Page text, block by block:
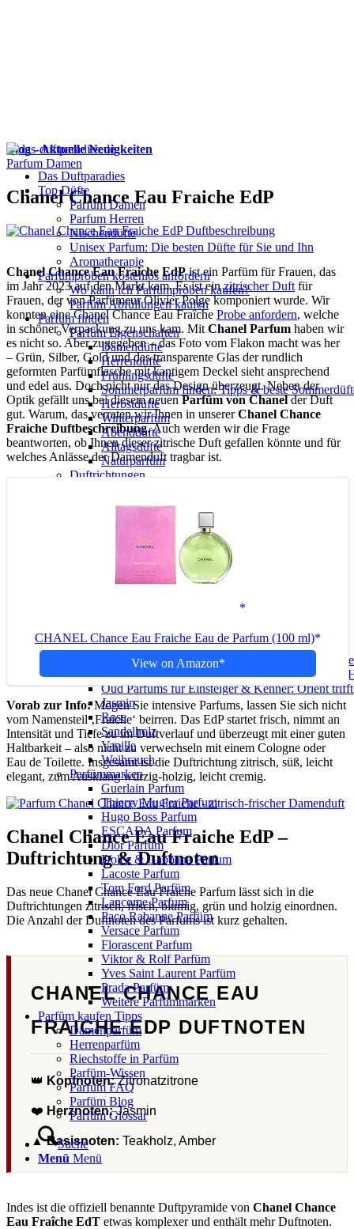
Das Duftparadies
Top Düfte
Parfum Damen
Parfum Herren
Nischendüfte
Unisex Parfum: Die besten Düfte für Sie und Ihn
Aromatherapie
Parfümproben kostenlos anfordern
Wo kann ich Parfümproben kaufen?
Parfüm Abfüllungen kaufen
Parfum finden
Parfüm Eigenschaften
Damendüfte
Herrendüfte
Frühlingsdüfte
Sommerparfum finden: Tipps & beste
Herbstdüfte
Winterparfum
Abenddüfte
Alltagsdüfte
Naturparfüm
Duftrichtungen
Süße Düfte
Orientalische Düfte
Fruchtige Düfte
Elegante Düfte
Holzige Parfums
Sportliche Düfte
Fougere Düfte
Beliebte Duftnoten
Amber Parfum: Warm, sinnlich & orientalische
Parfum mit Benzoe: Balsamische Süße & warme
Oud Parfums für Einsteiger & Kenner: Orient
Jasmin
Rose
Sandelholz
Vanille
Weihrauch
Parfümmarken
Guerlain Parfum
Thierry Mugler Parfum
Hugo Boss Parfum
ESCADA Parfum
Dior Parfum
Dolce & Gabbana Parfum
Lacoste Parfum
Tom Ford Parfüm
Lancome Parfum
Paco Rabanne Parfüm
Versace Parfum
Florascent Parfum
Viktor & Rolf Parfüm
Yves Saint Laurent Parfüm
Prada Parfüm
Weitere Parfümmarken
Parfüm kaufen Tipps
Damenparfüm
Herrenparfüm
Riechstoffe in Parfüm
Parfüm-Wissen
Parfum FAQ
Parfüm Blog
Parfüm Glossar
Suche
Menü Menü
Blog - Aktuelle Neuigkeiten
Parfum Damen
Chanel Chance Eau Fraiche EdP
Chanel Chance Eau Fraiche EdPist ein Parfüm für Frauen, das
im Jahr 2023 auf den Markt kam. Es ist einzitrischer Duft für
Frauen, der von Parfümeur Olivier Polge komponiert wurde. Wir
konnten eine Chanel Chance Eau Fraîche Probe anfordern, welche
in schöner Verpackung zu uns kam. Mit Chanel Parfum haben wir
es nicht so. Aber zugegeben – das Foto vom Flakon macht was her
– Grün, Silber, Gold und das transparente Glas der rundlich
geformten Parfümflasche mit kantigem Deckel sieht ansprechend
und edel aus. Doch nicht nur das Design überzeugt. Neben der
Optik gefällt uns bei diesem neuenParfüm von Chanelder Duft
gut. Warum, das verraten wir Ihnen in unsererChanel Chance
Fraiche Duftbeschreibung. Auch werden wir die Frage
beantworten, ob Ihnen dieser zitrische Duft gefallen könnte und für
welches Anlässe der Damenduft tragbar ist.
CHANEL Chance Eau Fraiche Eau de Parfum (100 ml)
View on Amazon
Vorab zur Info:Mögen Sie intensive Parfums, lassen Sie sich nicht
vom Namensteil ‚Fraiche‘ beirren. Das EdP startet frisch, nimmt an
Intensität und Tiefe zu im Duftverlauf und überzeugt mit einer guten
Haltbarkeit – also nicht zu verwechseln mit einem Cologne oder
Eau de Toilette. Insgesamt ist die Duftrichtung zitrisch, süß, leicht
elegant, zum Ausklang würzig-holzig, leicht cremig.
Chanel Chance Eau Fraiche EdP –
Duftrichtung & Duftnoten
Das neue Chanel Chance Eau Fraiche Parfum lässt sich in die
Duftrichtungen zitrisch, frisch, blumig, grün und holzig einordnen.
Die Anzahl der Duftnoten des Parfums ist kurz gehalten.
CHANEL CHANCE EAU
FRAICHE EDP DUFTNOTEN
👑 Kopfnoten:Zitronatzitrone
❤️ Herznoten:Jasmin
▲Basisnoten: Teakholz, Amber
Indes ist die offiziell benannte Duftpyramide von Chanel Chance
Eau Fraîche EdT etwas komplexer und enthält mehr Duftnoten.